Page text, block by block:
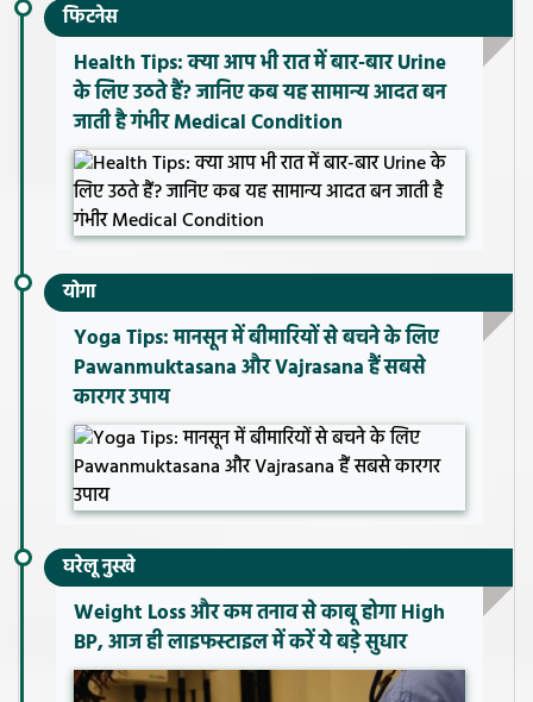
फिटनेस
Health Tips: क्या आप भी रात में बार-बार Urine
के लिए उठते हैं? जानिए कब यह सामान्य आदत बन
जाती है गंभीर Medical Condition
योगा
Yoga Tips: मानसून में बीमारियों से बचने के लिए
Pawanmuktasana और Vajrasana हैं सबसे
कारगर उपाय
घरेलू नुस्खे
Weight Loss और कम तनाव से काबू होगा High
BP, आज ही लाइफस्टाइल में करें ये बड़े सुधार